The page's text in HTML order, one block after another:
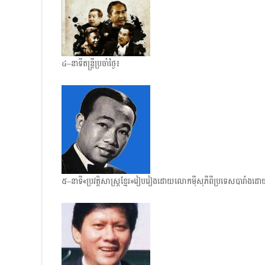
៤–នាទីតន្ត្រីប្រចាំថ្ងៃ៖
៥–នាទី«ប្រវត្តិសាស្ត្រខ្មែរ»រៀបរៀងដោយលោកម៉ីសុភីពីប្រទេសបារាំង​ដ